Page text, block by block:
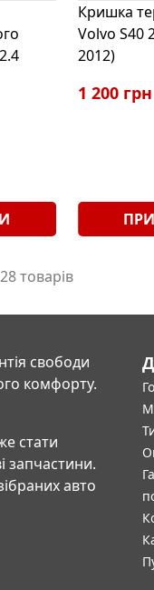
Кришка
Volvo S40
2012)
1 200 грн
товарів
свободи
комфорту.
стати
запчастини.
авто